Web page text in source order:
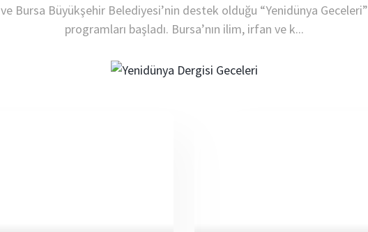
ve Bursa Büyükşehir Belediyesi’nin destek olduğu “Yenidünya Geceleri”
programları başladı. Bursa’nın ilim, irfan ve k...